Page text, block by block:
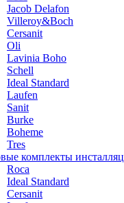
Jacob Delafon
Villeroy&Boch
Cersanit
Oli
Lavinia Boho
Schell
Ideal Standard
Laufen
Sanit
Burke
Boheme
Tres
комплекты
Roca
Ideal Standard
Cersanit